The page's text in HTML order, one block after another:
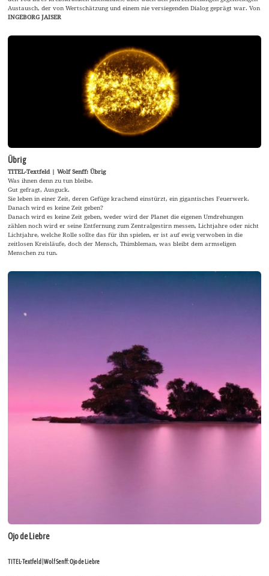
Austausch, der von Wertschätzung und einem nie versiegenden Dialog geprägt war. Von
INGEBORG JAISER
Übrig
TITEL-Textfeld | Wolf Senff: Übrig
Was ihnen denn zu tun bleibe.
Gut gefragt, Ausguck.
Sie leben in einer Zeit, deren Gefüge krachend einstürzt, ein gigantisches Feuerwerk.
Danach wird es keine Zeit geben?
Danach wird es keine Zeit geben, weder wird der Planet die eigenen Umdrehungen
zählen noch wird er seine Entfernung zum Zentralgestirn messen, Lichtjahre oder nicht
Lichtjahre, welche Rolle sollte das für ihn spielen, er ist auf ewig verwoben in die
zeitlosen Kreisläufe, doch der Mensch, Thimbleman, was bleibt dem armseligen
Menschen zu tun.
Ojo de Liebre
TITEL-Textfeld | Wolf Senff: Ojo de Liebre